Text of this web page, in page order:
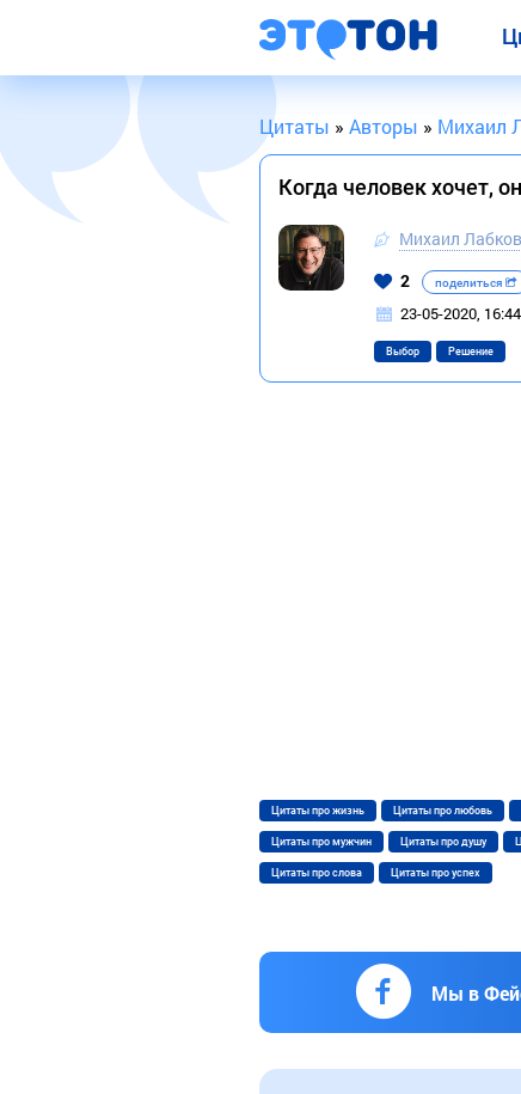
Цитаты » Авторы » Михаил
Когда человек хочет,
Михаил
2 поделиться
23-05-2020, 16:44
Выбор Решение
Цитаты про жизнь Цитаты про любовь
Цитаты про мужчин Цитаты про душу
Цитаты про слова Цитаты про успех
Мы в